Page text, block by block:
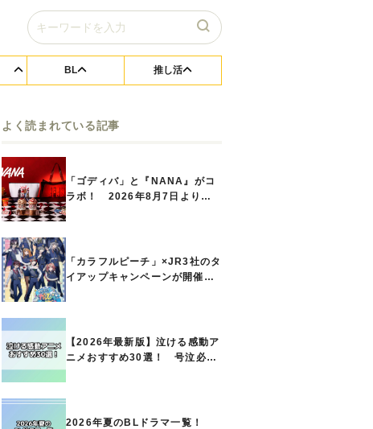
BL 推し活
よく読まれている記事
「ゴディバ」と『NANA』がコ
ラボ！ 2026年8月7日よりシ
「カラフルピーチ」×JR3社のタ
イアップキャンペーンが開催決
【2026年最新版】泣ける感動ア
ニメおすすめ30選！ 号泣必須
2026年夏のBLドラマ一覧！